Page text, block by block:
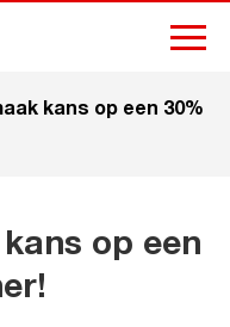
kans op een 30%
op een